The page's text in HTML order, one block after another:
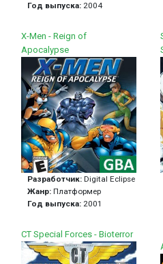
Год выпуска: 2004
X-Men - Reign of
Apocalypse
Разработчик: Digital Eclipse
Жанр: Платформер
Год выпуска: 2001
CT Special Forces - Bioterror